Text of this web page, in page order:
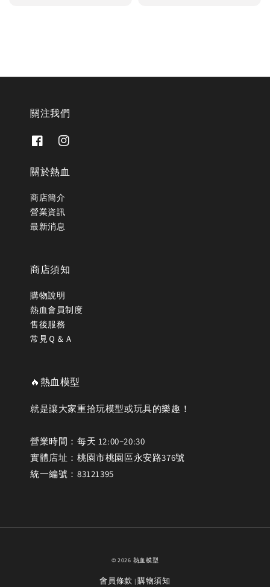
關注我們
關於熱血
商店簡介
營業資訊
最新消息
商店須知
購物說明
熱血會員制度
售後服務
常見Ｑ＆Ａ
🔥熱血模型
就是讓大家重拾玩模型或玩具的樂趣！
營業時間：每天 12:00~20:30
實體店址：桃園市桃園區永安路376號
統一編號：83121395
© 2026 熱血模型
會員條款 |購物須知